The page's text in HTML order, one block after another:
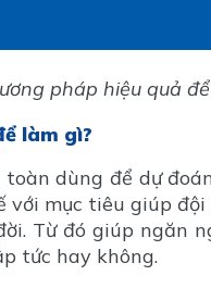
pháp hiệu quả
làm gì?
dùng để dự
với mục tiêu giúp
Từ đó giúp ngăn
tức hay không.